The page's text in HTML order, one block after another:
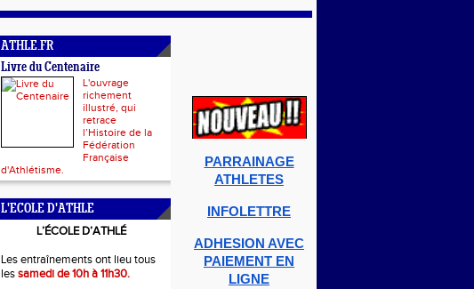
ATHLE.FR
Livre du Centenaire
L'ouvrage
richement
illustré, qui
retrace
l’Histoire de la
Fédération
Française
d'Athlétisme.
L'ECOLE D'ATHLE
L’ÉCOLE D’ATHLÉ
Les entraînements ont lieu tous
lessamedi de 10h à 11h30.
PARRAINAGE
ATHLETES
INFOLETTRE
ADHESION AVEC
PAIEMENT EN
LIGNE